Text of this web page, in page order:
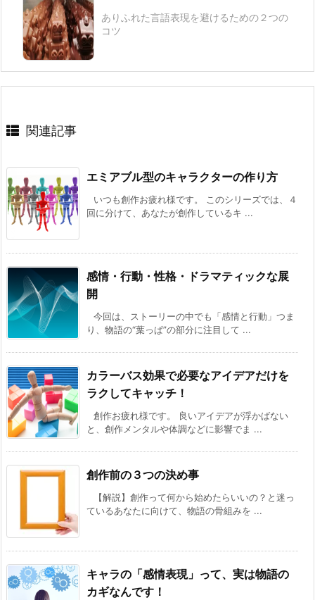
ありふれた言語表現を避けるための２つの
コツ
関連記事
エミアブル型のキャラクターの作り方
いつも創作お疲れ様です。 このシリーズでは、４
回に分けて、あなたが創作しているキ ...
感情・行動・性格・ドラマティックな展
開
今回は、ストーリーの中でも「感情と行動」つま
り、物語の“葉っぱ”の部分に注目して ...
カラーバス効果で必要なアイデアだけを
ラクしてキャッチ！
創作お疲れ様です。 良いアイデアが浮かばない
と、創作メンタルや体調などに影響でま ...
創作前の３つの決め事
【解説】創作って何から始めたらいいの？と迷っ
ているあなたに向けて、物語の骨組みを ...
キャラの「感情表現」って、実は物語の
カギなんです！